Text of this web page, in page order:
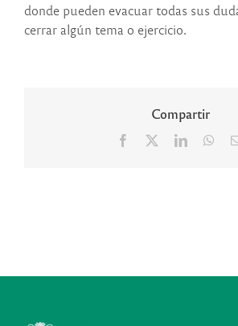
donde pueden evacuar todas sus
cerrar algún tema o ejercicio.
Compartir
Facebook LinkedIn